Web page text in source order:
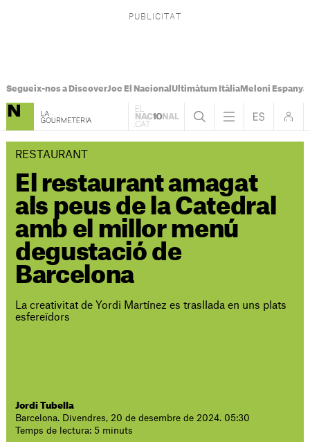
Segueix-nos a DiscoverJoc El Nacional Ultimàtum ItàliaMeloni Espanya
RESTAURANT
El restaurant amagat
als peus de la Catedral
amb el millor menú
degustació de
Barcelona
La creativitat de Yordi Martínez es trasllada en uns plats
esfereïdors
Jordi Tubella
Barcelona. Divendres, 20 de desembre de 2024. 05:30
Temps de lectura: 5 minuts